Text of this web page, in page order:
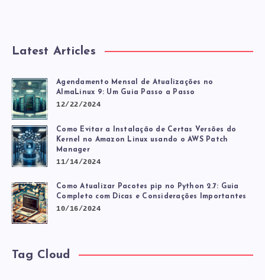
Latest Articles
Agendamento Mensal de Atualizações no
AlmaLinux 9: Um Guia Passo a Passo
12/22/2024
Como Evitar a Instalação de Certas Versões do
Kernel no Amazon Linux usando o AWS Patch
Manager
11/14/2024
Como Atualizar Pacotes pip no Python 2.7: Guia
Completo com Dicas e Considerações Importantes
10/16/2024
Tag Cloud